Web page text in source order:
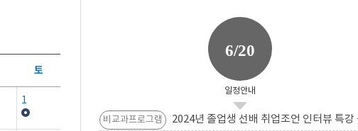
토
1
6/20
일정안내
비교과프로그램 2024년 졸업생 선배 취업조언 인터뷰 특강